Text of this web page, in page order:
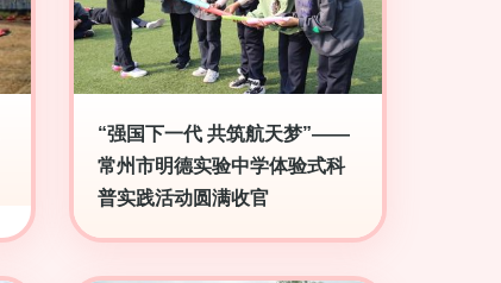
“强国下一代 共筑航天梦”——
常州市明德实验中学体验式科
普实践活动圆满收官